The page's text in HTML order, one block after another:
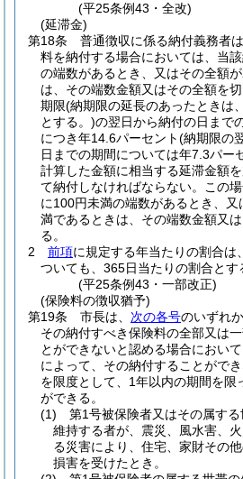
(平25条例43・全改)
(延滞金)
第18条
普通徴収に係る納付義務者
料を納付する場合においては、当
の端数があるとき、又はその全額
は、その端数金額又はその全額を
期限(納期限の延長のあったときは
とする。)の翌日から納付の日まで
につき年14.6パーセント(納期限の
日までの期間については年7.3パー
計算した金額に相当する延滞金額
て納付しなければならない。
この
に100円未満の端数があるとき、
満であるときは、その端数金額又
る。
2
前項に規定する年当たりの割合は
ついても、365日当たりの割合とす
(平25条例43・一部改正)
(保険料の徴収猶予)
第19条
市長は、 次の各号のいずれ
その納付すべき保険料の全部又は
とができないと認める場合におい
によって、その納付することがで
を限度として、1年以内の期間を限
ができる。
(1)
第1号被保険者又はその属す
維持する者が、震災、風水害、
る災害により、住宅、家財その
損害を受けたとき。